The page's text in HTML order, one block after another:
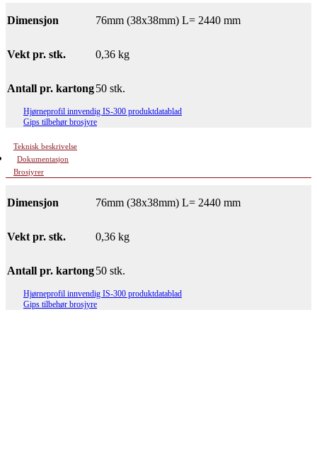
Dimensjon 76mm (38x38mm) L= 2440 mm
Vekt pr. stk. 0,36 kg
Antall pr. kartong50 stk.
Hjørneprofil innvendig IS-300 produktdatablad
Gips tilbehør brosjyre
Teknisk beskrivelse
Dokumentasjon
Brosjyrer
Dimensjon 76mm (38x38mm) L= 2440 mm
Vekt pr. stk. 0,36 kg
Antall pr. kartong50 stk.
Hjørneprofil innvendig IS-300 produktdatablad
Gips tilbehør brosjyre